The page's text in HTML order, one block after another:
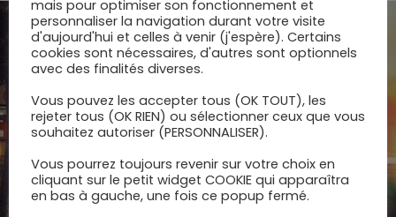
mais pour optimiser son fonctionnement et
personnaliser la navigation durant votre visite
d'aujourd'hui et celles à venir (j'espère). Certains
cookies sont nécessaires, d'autres sont optionnels
avec des finalités diverses.
Vous pouvez les accepter tous (OK TOUT), les
rejeter tous (OK RIEN) ou sélectionner ceux que vous
souhaitez autoriser (PERSONNALISER).
Vous pourrez toujours revenir sur votre choix en
cliquant sur le petit widget COOKIE qui apparaîtra
en bas à gauche, une fois ce popup fermé.